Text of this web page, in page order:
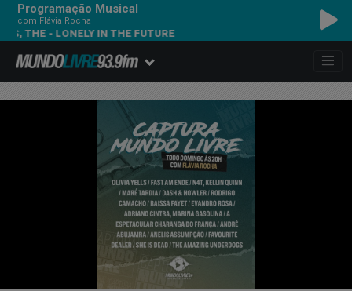
Programação Musical
com Flávia Rocha
THE - LONELY IN THE FUTURE